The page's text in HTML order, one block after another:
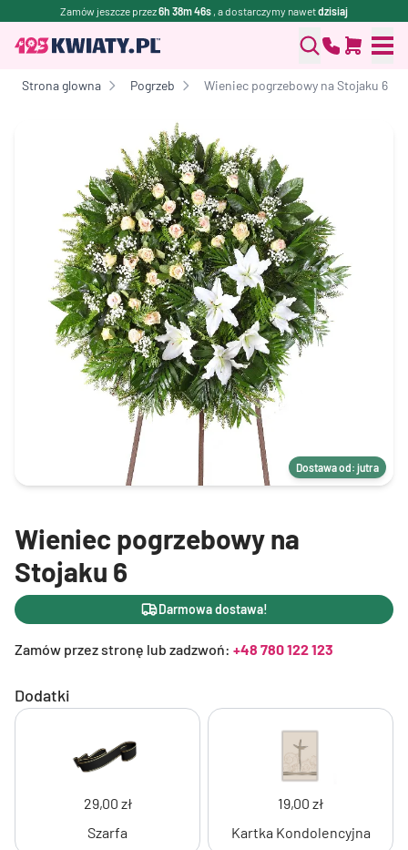
Zamów jeszcze przez6h 38m 46s , a dostarczymy nawetdzisiaj
Strona glowna Pogrzeb Wieniec pogrzebowy na Stojaku 6
Dostawa od: jutra
Wieniec pogrzebowy na
Stojaku 6
Darmowa dostawa!
Zamów przez stronę lub zadzwoń: +48 780 122 123
Dodatki
29,00 zł
Szarfa
19,00 zł
Kartka Kondolencyjna